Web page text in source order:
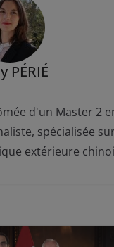
PÉRIÉ
d'un Master 2
spécialisée
extérieure